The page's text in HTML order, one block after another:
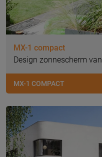
MX-1 compact
Design zonnescherm
MX-1 COMPACT